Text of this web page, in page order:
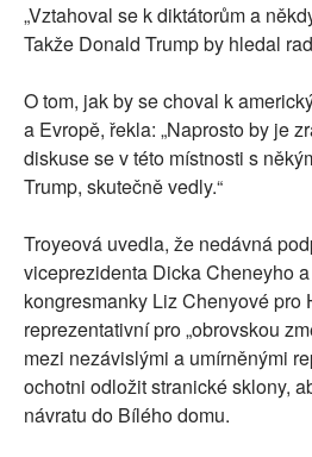
„Vztahoval se k diktátorům a
Takže Donald Trump by hledal
O tom, jak by se choval k
a Evropě, řekla: „Naprosto by je
diskuse se v této místnosti s
Trump, skutečně vedly.“
Troyeová uvedla, že nedávná
viceprezidenta Dicka Cheneyho
kongresmanky Liz Chenyové pro
reprezentativní pro „obrovskou
mezi nezávislými a umírněnými
ochotni odložit stranické sklony,
návratu do Bílého domu.